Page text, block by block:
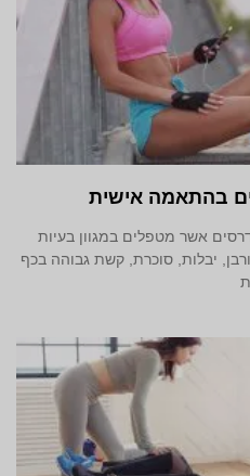
בהתאמה אישית
אשר מטפלים במגוון בעיות
יבלות, סוכרת, קשת גבוהה בכף